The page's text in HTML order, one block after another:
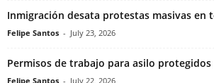
Inmigración desata protestas masivas en
Felipe Santos - July 23, 2026
Permisos de trabajo para asilo protegidos
Felipe Santos - July 22, 2026